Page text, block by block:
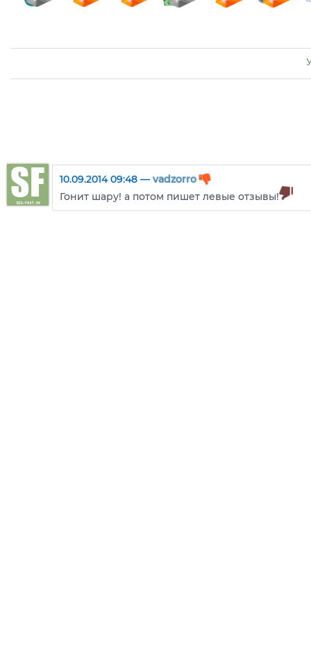
10.09.2014 09:48 — vadzorro
Гонит шару! а потом пишет левые отзывы!